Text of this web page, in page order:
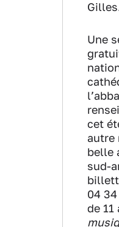
Une
cet
autre
belle
sud-
04
de